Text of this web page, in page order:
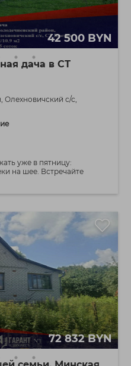
42 500 BYN
дача в СТ
с/с,
уже в пятницу:
на шее. Встречайте
72 832 BYN